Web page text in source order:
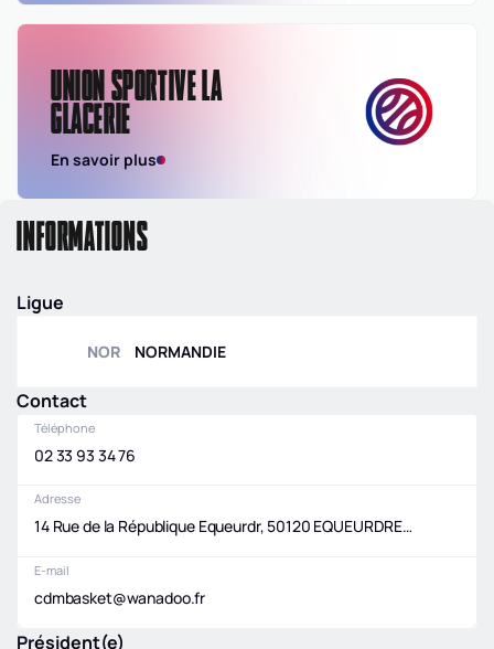
UNION SPORTIVE LA
GLACERIE
En savoir plus
INFORMATIONS
Ligue
NOR NORMANDIE
Contact
Téléphone
02 33 93 34 76
Adresse
14 Rue de la République Equeurdr, 50120 EQUEURDREVILLE-HAINNEVILLE
E-mail
cdmbasket@wanadoo.fr
Président(e)